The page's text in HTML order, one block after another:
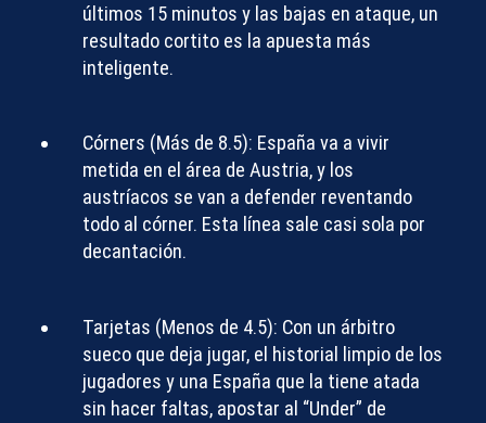
últimos 15 minutos y las bajas en ataque, un
resultado cortito es la apuesta más
inteligente.
Córners (Más de 8.5): España va a vivir
metida en el área de Austria, y los
austríacos se van a defender reventando
todo al córner. Esta línea sale casi sola por
decantación.
Tarjetas (Menos de 4.5): Con un árbitro
sueco que deja jugar, el historial limpio de los
jugadores y una España que la tiene atada
sin hacer faltas, apostar al “Under” de